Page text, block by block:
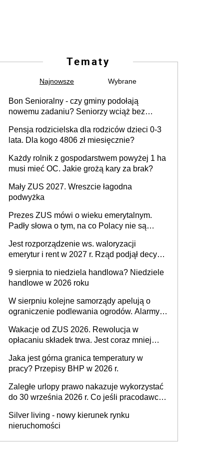
Tematy
Najnowsze Wybrane
Bon Senioralny - czy gminy podołają
nowemu zadaniu? Seniorzy wciąż bez
Pensja rodzicielska dla rodziców dzieci 0-3
lata. Dla kogo 4806 zł miesięcznie?
Każdy rolnik z gospodarstwem powyżej 1 ha
musi mieć OC. Jakie grożą kary za brak?
Mały ZUS 2027. Wreszcie łagodna
podwyżka
Prezes ZUS mówi o wieku emerytalnym.
Padły słowa o tym, na co Polacy nie są
Jest rozporządzenie ws. waloryzacji
emerytur i rent w 2027 r. Rząd podjął decyzję
9 sierpnia to niedziela handlowa? Niedziele
handlowe w 2026 roku
W sierpniu kolejne samorządy apelują o
ograniczenie podlewania ogrodów. Alarmy w
może objąć cały kraj
Wakacje od ZUS 2026. Rewolucja w
opłacaniu składek trwa. Jest coraz mniej
Jaka jest górna granica temperatury w
pracy? Przepisy BHP w 2026 r.
Zaległe urlopy prawo nakazuje wykorzystać
do 30 września 2026 r. Co jeśli pracodawca
Silver living - nowy kierunek rynku
nieruchomości